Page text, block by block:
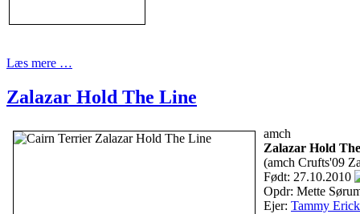
Læs mere …
Zalazar Hold The Line
amch
Zalazar Hold
(amch Crufts'09
Født: 27.10.2010
Opdr: Mette
Ejer: Tammy